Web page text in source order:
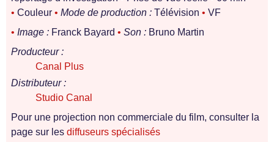
• Couleur • Mode de production : Télévision • VF
• Image : Franck Bayard • Son : Bruno Martin
Producteur :
Canal Plus
Distributeur :
Studio Canal
Pour une projection non commerciale du film, consulter la
page sur les diffuseurs spécialisés